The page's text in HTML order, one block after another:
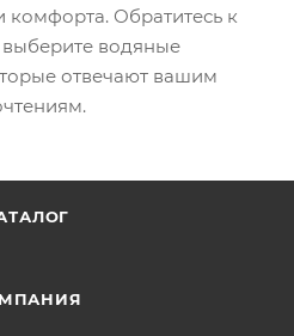
Обратитесь к
водяные
отвечают вашим